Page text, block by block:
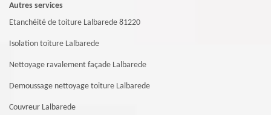
Autres services
Etanchéité de toiture Lalbarede 81220
Isolation toiture Lalbarede
Nettoyage ravalement façade Lalbarede
Demoussage nettoyage toiture Lalbarede
Couvreur Lalbarede